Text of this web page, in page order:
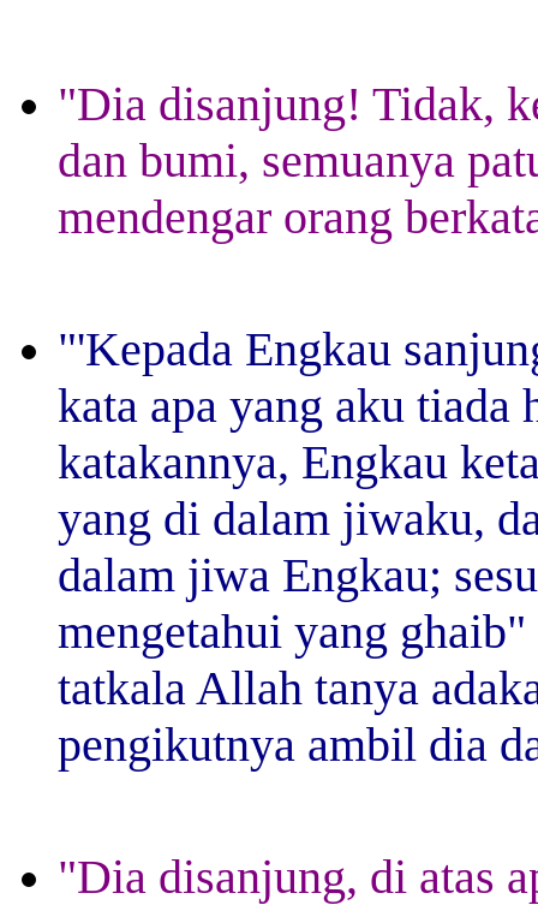
"Dia disanjung! Tidak,
dan bumi, semuanya
mendengar orang
"'Kepada Engkau
kata apa yang aku tiada
katakannya, Engkau
yang di dalam jiwaku,
dalam jiwa Engkau;
mengetahui yang
tatkala Allah tanya
pengikutnya ambil dia
"Dia disanjung, di atas